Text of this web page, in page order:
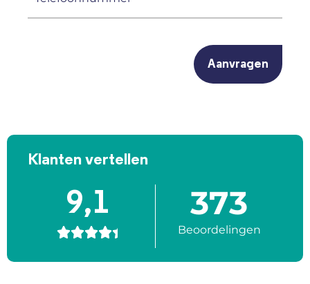
Klanten vertellen
9,1

373
Beoordelingen